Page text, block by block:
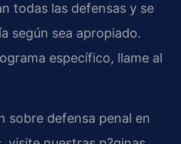
todas las defensas y se
según sea apropiado.
específico, llame al
sobre defensa penal en